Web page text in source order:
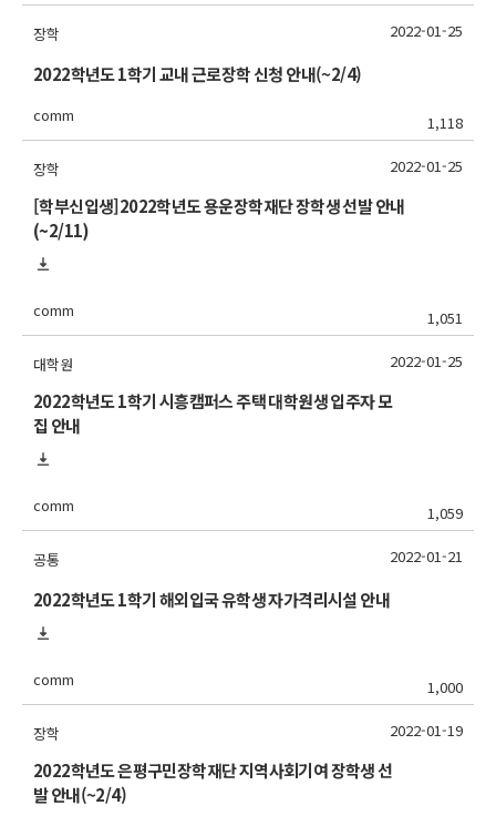
장학
2022학년도 1학기 교내 근로장학 신청 안내(~2/4)
comm 1,118
2022-01-25
장학
[학부신입생]2022학년도 용운장학재단 장학생 선발 안내
(~2/11)
comm 1,051
2022-01-25
대학원
2022학년도 1학기 시흥캠퍼스 주택 대학원생 입주자 모
집 안내
comm 1,059
2022-01-25
공통
2022학년도 1학기 해외입국 유학생 자가격리시설 안내
comm 1,000
2022-01-21
장학
2022학년도 은평구민장학재단 지역사회기여 장학생 선
발 안내(~2/4)
2022-01-19